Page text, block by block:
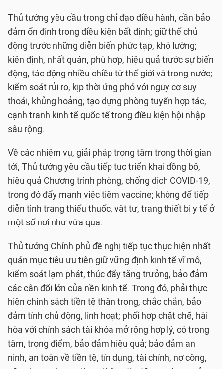
Thủ tướng yêu cầu trong chỉ đạo điều hành, cần bảo
đảm ổn định trong điều kiện bất định; giữ thế chủ
động trước những diễn biến phức tạp, khó lường;
kiên định, nhất quán, phù hợp, hiệu quả trước sự biến
động, tác động nhiều chiều từ thế giới và trong nước;
kiểm soát rủi ro, kịp thời ứng phó với nguy cơ suy
thoái, khủng hoảng; tạo dựng phòng tuyến hợp tác,
cạnh tranh kinh tế quốc tế trong điều kiện hội nhập
sâu rộng.
Về các nhiệm vụ, giải pháp trọng tâm trong thời gian
tới, Thủ tướng yêu cầu tiếp tục triển khai đồng bộ,
hiệu quả Chương trình phòng, chống dịch COVID-19,
trong đó đẩy mạnh việc tiêm vaccine; không để tiếp
diễn tình trạng thiếu thuốc, vật tư, trang thiết bị y tế ở
một số nơi như vừa qua.
Thủ tướng Chính phủ đề nghị tiếp tục thực hiện nhất
quán mục tiêu ưu tiên giữ vững định kinh tế vĩ mô,
kiểm soát lạm phát, thúc đẩy tăng trưởng, bảo đảm
các cân đối lớn của nền kinh tế. Trong đó, phải thực
hiện chính sách tiền tệ thận trọng, chắc chắn, bảo
đảm tính chủ động, linh hoạt; phối hợp chặt chẽ, hài
hòa với chính sách tài khóa mở rộng hợp lý, có trọng
tâm, trọng điểm, bảo đảm hiệu quả; bảo đảm an
ninh, an toàn về tiền tệ, tín dụng, tài chính, nợ công,